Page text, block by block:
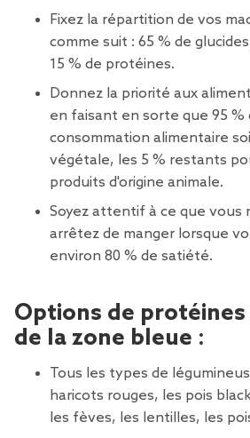
Fixez la répartition de vos
comme suit : 65 % de
15 % de protéines.
Donnez la priorité aux
en faisant en sorte que 95 %
consommation alimentaire
végétale, les 5 % restants
produits d'origine animale.
Soyez attentif à ce que vous
arrêtez de manger lorsque
environ 80 % de satiété.
Options de
de la zone bleue :
Tous les types de
haricots rouges, les pois
les fèves, les lentilles, les